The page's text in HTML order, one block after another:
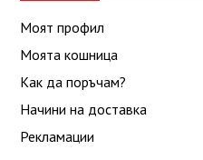
Моят профил
Моята кошница
Как да поръчам?
Начини на доставка
Рекламации